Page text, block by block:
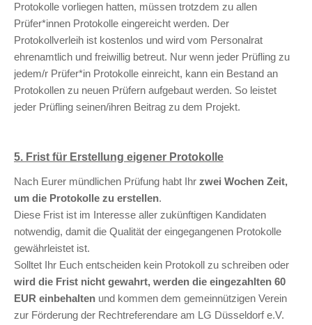
Protokolle vorliegen hatten, müssen trotzdem zu allen
Prüfer*innen Protokolle eingereicht werden. Der
Protokollverleih ist kostenlos und wird vom Personalrat
ehrenamtlich und freiwillig betreut. Nur wenn jeder Prüfling zu
jedem/r Prüfer*in Protokolle einreicht, kann ein Bestand an
Protokollen zu neuen Prüfern aufgebaut werden. So leistet
jeder Prüfling seinen/ihren Beitrag zu dem Projekt.
5. Frist für Erstellung eigener Protokolle
Nach Eurer mündlichen Prüfung habt Ihr zwei Wochen Zeit,
um die Protokolle zu erstellen.
Diese Frist ist im Interesse aller zukünftigen Kandidaten
notwendig, damit die Qualität der eingegangenen Protokolle
gewährleistet ist.
Solltet Ihr Euch entscheiden kein Protokoll zu schreiben oder
wird die Frist nicht gewahrt, werden die eingezahlten 60
EUR einbehalten und kommen dem gemeinnützigen Verein
zur Förderung der Rechtreferendare am LG Düsseldorf e.V.